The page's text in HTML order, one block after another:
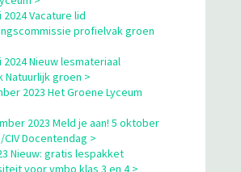
2024 Vacature lid
profielvak groen
2024 Nieuw lesmateriaal
Natuurlijk groen >
2023 Het Groene Lyceum
2023 Meld je aan! 5 oktober
CIV Docentendag >
Nieuw: gratis lespakket
voor vmbo klas 3 en 4 >